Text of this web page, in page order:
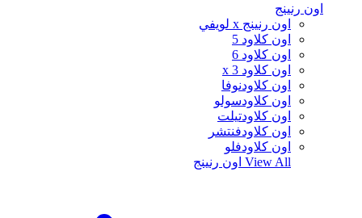
اون رنينج
اون رنينج x لويفي
اون كلاود 5
اون كلاود 6
اون كلاود x 3
اون كلاودنوفا
اون كلاودسولو
اون كلاودتيلت
اون كلاودفنتشر
اون كلاودفلو
View All اون رنينج